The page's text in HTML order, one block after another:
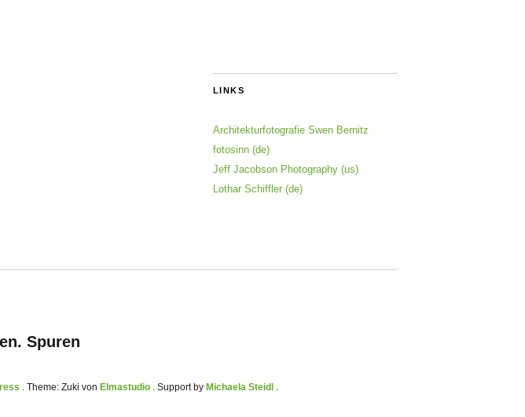
LINKS
Architekturfotografie Swen Bernitz
fotosinn (de)
Jeff Jacobson Photography (us)
Lothar Schiffler (de)
Spuren
Theme: Zuki von Elmastudio . Support by Michaela Steidl